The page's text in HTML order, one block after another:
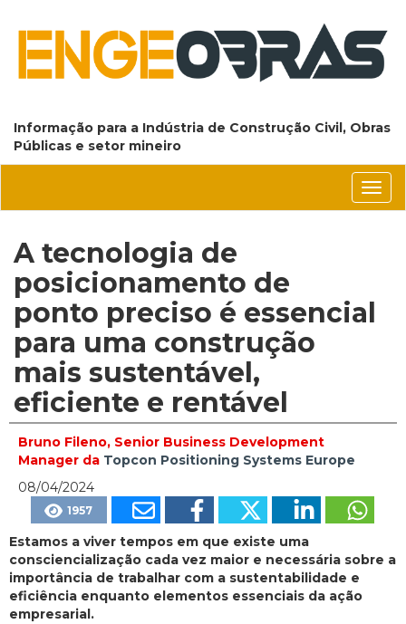
Informação para a Indústria de Construção Civil, Obras
Públicas e setor mineiro
A tecnologia de
posicionamento de
ponto preciso é essencial
para uma construção
mais sustentável,
eficiente e rentável
Bruno Fileno, Senior Business Development
Manager da Topcon Positioning Systems Europe
08/04/2024
1957
Estamos a viver tempos em que existe uma
consciencialização cada vez maior e necessária sobre a
importância de trabalhar com a sustentabilidade e
eficiência enquanto elementos essenciais da ação
empresarial.